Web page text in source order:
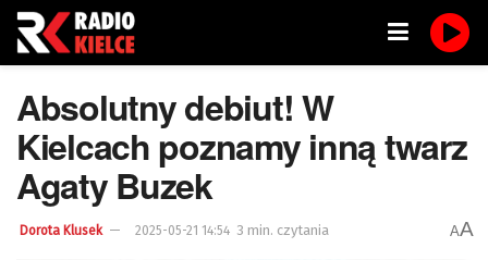
Absolutny debiut! W
Kielcach poznamy inną twarz
Agaty Buzek
Dorota Klusek 2025-05-21 14:54 3 min. czytania AA